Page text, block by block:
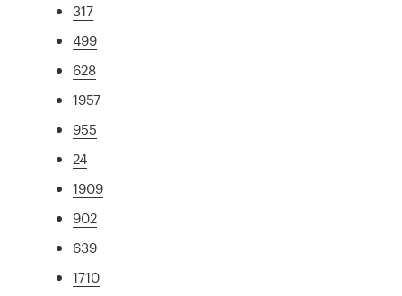
317
499
628
1957
955
24
1909
902
639
1710